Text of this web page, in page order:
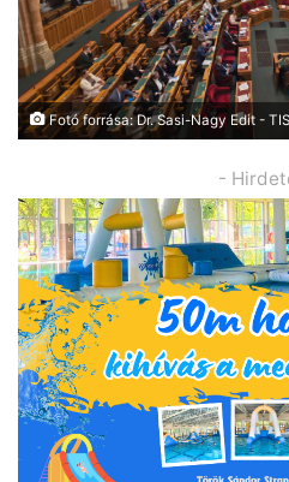
Fotó forrása: Dr. Sasi-Nagy Edit -
-